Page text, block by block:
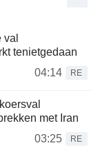
tenietgedaan
04:14
RE
met Iran
03:25
RE